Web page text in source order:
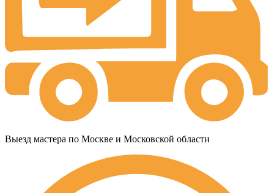
Выезд мастера по Москве и Московской области